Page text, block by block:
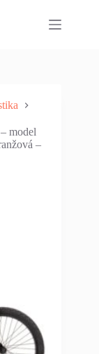
model
–